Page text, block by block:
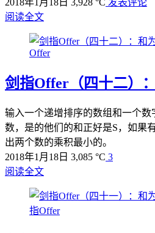
2018年1月18日 3,928 °C 发表评论
阅读全文
Offer
剑指Offer（四十二）
输入一个递增排序的数组和一个数
数，是的他们的和正好是S，如果
出两个数的乘积最小的。
2018年1月18日 3,085 °C 3
阅读全文
指Offer